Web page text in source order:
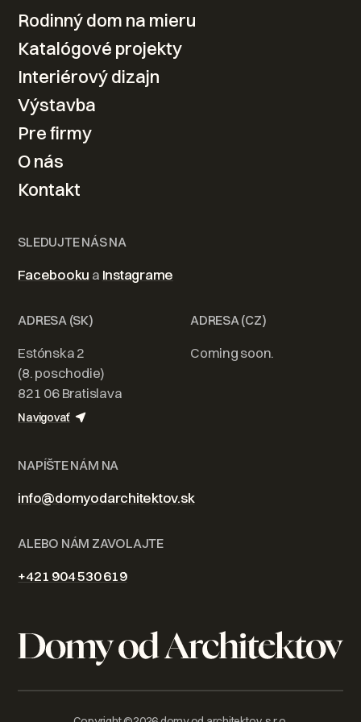
Váš nový domov od
návrhu po realizáciu
Rodinný dom na mieru
Katalógové projekty
Interiérový dizajn
Výstavba
Pre firmy
O nás
Kontakt
SLEDUJTE NÁS NA
Facebooku a Instagrame
ADRESA (SK)
Estónska 2
(8. poschodie)
821 06 Bratislava
Navigovať
ADRESA (CZ)
Coming soon.
NAPÍŠTE NÁM NA
info@domyodarchitektov.sk
ALEBO NÁM ZAVOLAJTE
+421 904 530 619